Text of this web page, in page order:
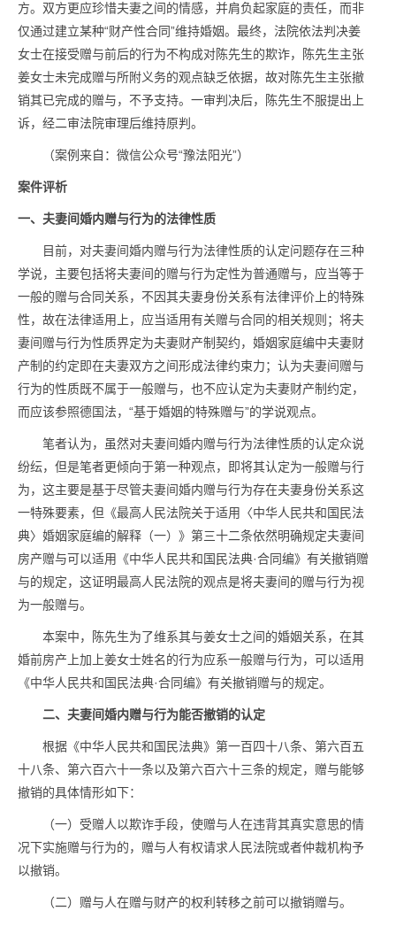
方。双方更应珍惜夫妻之间的情感，并肩负起家庭的责任，而非
仅通过建立某种“财产性合同”维持婚姻。 最终，法院依法判决姜
女士在接受赠与前后的行为不构成对陈先生的欺诈，陈先生主张
姜女士未完成赠与所附义务的观点缺乏依据，故对陈先生主张撤
销其已完成的赠与，不予支持。一审判决后，陈先生不服提出上
诉，经二审法院审理后维持原判。
（案例来自：微信公众号“豫法阳光”）
案件评析
一、夫妻间婚内赠与行为的法律性质
目前，对夫妻间婚内赠与行为法律性质的认定问题存在三种
学说，主要包括将夫妻间的赠与行为定性为普通赠与，应当等于
一般的赠与合同关系，不因其夫妻身份关系有法律评价上的特殊
性，故在法律适用上，应当适用有关赠与合同的相关规则；将夫
妻间赠与行为性质界定为夫妻财产制契约，婚姻家庭编中夫妻财
产制的约定即在夫妻双方之间形成法律约束力；认为夫妻间赠与
行为的性质既不属于一般赠与，也不应认定为夫妻财产制约定，
而应该参照德国法，“基于婚姻的特殊赠与”的学说观点。
笔者认为，虽然对夫妻间婚内赠与行为法律性质的认定众说
纷纭，但是笔者更倾向于第一种观点，即将其认定为一般赠与行
为，这主要是基于尽管夫妻间婚内赠与行为存在夫妻身份关系这
一特殊要素，但《最高人民法院关于适用〈中华人民共和国民法
典〉婚姻家庭编的解释（一）》第三十二条依然明确规定夫妻间
房产赠与可以适用《中华人民共和国民法典·合同编》有关撤销赠
与的规定，这证明最高人民法院的观点是将夫妻间的赠与行为视
为一般赠与。
本案中，陈先生为了维系其与姜女士之间的婚姻关系，在其
婚前房产上加上姜女士姓名的行为应系一般赠与行为，可以适用
《中华人民共和国民法典·合同编》有关撤销赠与的规定。
二、夫妻间婚内赠与行为能否撤销的认定
根据《中华人民共和国民法典》第一百四十八条、第六百五
十八条、第六百六十一条以及第六百六十三条的规定，赠与能够
撤销的具体情形如下：
（一）受赠人以欺诈手段，使赠与人在违背其真实意思的情
况下实施赠与行为的，赠与人有权请求人民法院或者仲裁机构予
以撤销。
（二）赠与人在赠与财产的权利转移之前可以撤销赠与。